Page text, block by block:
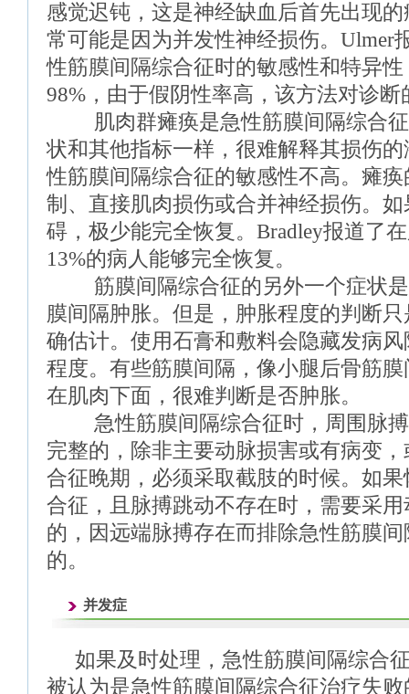
感觉迟钝，这是神经缺血后首先出现
常可能是因为并发性神经损伤。Ulmer
性筋膜间隔综合征时的敏感性和特异
98%，由于假阴性率高，该方法对诊断
肌肉群瘫痪是急性筋膜间隔综合征
状和其他指标一样，很难解释其损伤
性筋膜间隔综合征的敏感性不高。瘫
制、直接肌肉损伤或合并神经损伤。
碍，极少能完全恢复。Bradley报道了
13%的病人能够完全恢复。
筋膜间隔综合征的另外一个症状是
膜间隔肿胀。但是，肿胀程度的判断
确估计。使用石膏和敷料会隐藏发病
程度。有些筋膜间隔，像小腿后骨筋
在肌肉下面，很难判断是否肿胀。
急性筋膜间隔综合征时，周围脉搏
完整的，除非主要动脉损害或有病变
合征晚期，必须采取截肢的时候。如
合征，且脉搏跳动不存在时，需要采
的，因远端脉搏存在而排除急性筋膜
的。
并发症
如果及时处理，急性筋膜间隔综合
被认为是急性筋膜间隔综合征治疗失